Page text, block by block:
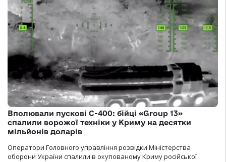
Вполювали пускові С-400: бійці «Group 13»
спалили ворожої техніки у Криму на десятки
мільйонів доларів
Оператори Головного управління розвідки Міністерства
оборони України спалили в окупованому Криму російської